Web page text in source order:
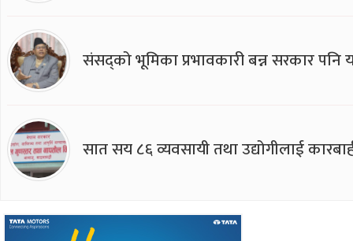
संसद्को भूमिका प्रभावकारी बन्न सरकार पनि
सात सय ८६ व्यवसायी तथा उद्योगीलाई